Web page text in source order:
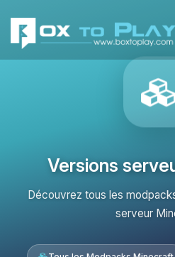
Versions
Découvrez tous les
serveur